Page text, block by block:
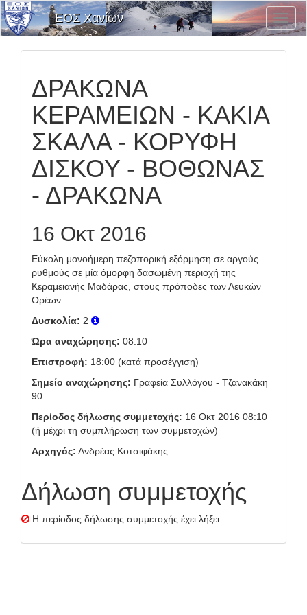
ΕΟΣ Χανίων
ΔΡΑΚΩΝΑ
ΚΕΡΑΜΕΙΩΝ - ΚΑΚΙΑ
ΣΚΑΛΑ - ΚΟΡΥΦΗ
ΔΙΣΚΟΥ - ΒΟΘΩΝΑΣ
- ΔΡΑΚΩΝΑ
16 Οκτ 2016
Εύκολη μονοήμερη πεζοπορική εξόρμηση σε αργούς
ρυθμούς σε μία όμορφη δασωμένη περιοχή της
Κεραμειανής Μαδάρας, στους πρόποδες των Λευκών
Ορέων.
Δυσκολία: 2
Ώρα αναχώρησης: 08:10
Επιστροφή: 18:00 (κατά προσέγγιση)
Σημείο αναχώρησης: Γραφεία Συλλόγου - Τζανακάκη
90
Περίοδος δήλωσης συμμετοχής: 16 Οκτ 2016 08:10
(ή μέχρι τη συμπλήρωση των συμμετοχών)
Αρχηγός: Ανδρέας Κοτσιφάκης
Δήλωση συμμετοχής
Η περίοδος δήλωσης συμμετοχής έχει λήξει